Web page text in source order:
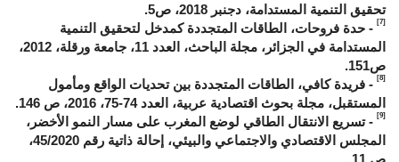
تحقيق التنمية المستدامة، دجنبر 2018، ص5.
[7] - حدة فروحات، الطاقات المتجددة كمدخل لتحقيق التنمية
المستدامة في الجزائر، مجلة الباحث، العدد 11، جامعة ورقلة، 2012،
ص151.
[8] - فريدة كافي، الطاقات المتجددة بين تحديات الواقع ومأمول
المستقبل، مجلة بحوث اقتصادية عربية، العدد 74-75، 2016، ص 146.
[9] - تسريع الانتقال الطاقي لوضع المغرب على مسار النمو الأخضر،
المجلس الاقتصادي والاجتماعي والبيئي، إحالة ذاتية رقم 45/2020،
ص 11.